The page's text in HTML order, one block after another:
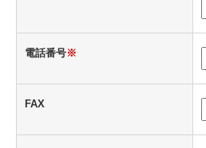
電話番号※
FAX